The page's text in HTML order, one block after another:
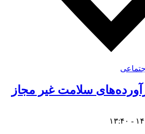
اجتماعی
سلامت غیر مجاز